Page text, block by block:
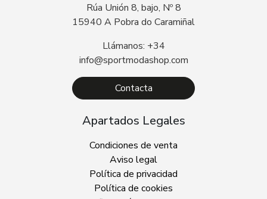
Rúa Unión 8, bajo, Nº 8
15940 A Pobra do Caramiñal
Llámanos: +34
info@sportmodashop.com
Contacta
Apartados Legales
Condiciones de venta
Aviso legal
Política de privacidad
Política de cookies